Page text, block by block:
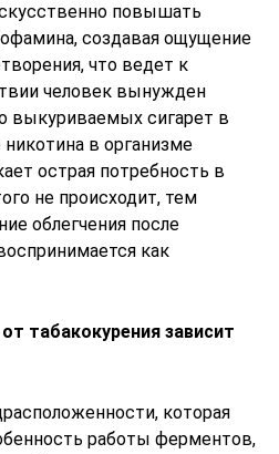
повышать
создавая ощущение
что ведет к
человек вынужден
выкуриваемых сигарет в
в организме
острая потребность в
не происходит, тем
облегчения после
как
табакокурения зависит
которая
работы ферментов,